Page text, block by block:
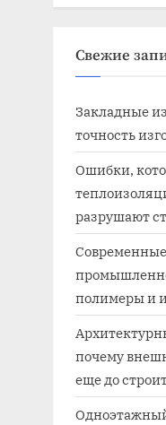
Свежие
Закладные
точность
Ошибки,
разрушают
полимеры и
почему
еще до